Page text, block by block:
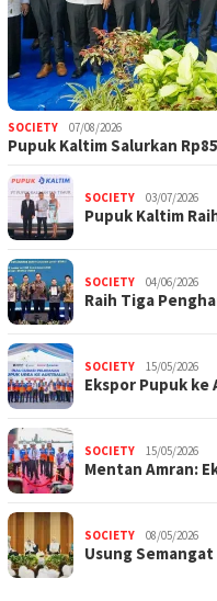
SOCIETY 07/08/2026
Pupuk Kaltim Salurkan
SOCIETY 03/07/2026
Pupuk Kaltim
SOCIETY 04/06/2026
Raih Tiga
SOCIETY 15/05/2026
Ekspor Pupuk
SOCIETY 15/05/2026
Mentan Amran:
SOCIETY 08/05/2026
Usung